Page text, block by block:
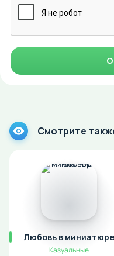
Смотрите
Любовь в миниатюре
Казуальные